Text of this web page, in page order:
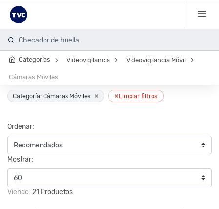
Checador de huella
Categorías Videovigilancia Videovigilancia Móvil
Cámaras Móviles
Categoría: Cámaras Móviles × ×Limpiar filtros
Ordenar:
Mostrar:
Viendo: 21 Productos